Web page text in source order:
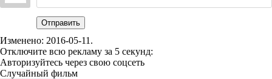
Отправить
Изменено: 2016-05-11 .
Отключите всю рекламу за 5 секунд:
Авторизуйтесь через свою соцсеть
Случайный фильм